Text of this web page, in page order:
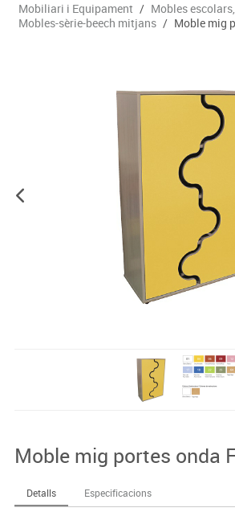
Mobiliari i Equipament / Mobles
Mobles-sèrie-beech mitjans / Moble mig
Moble mig portes onda
Detalls Especificacions